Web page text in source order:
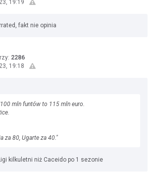
19:19
fakt nie opinia
2286
19:18
mln funtów to 115 mln euro.
za 80, Ugarte za 40."
kilkuletni niż Caceido po 1 sezonie